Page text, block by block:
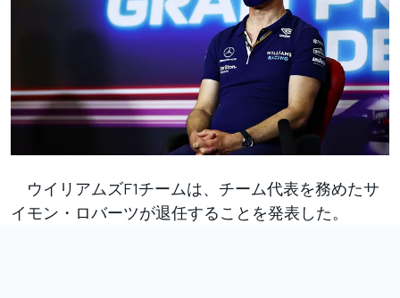
ウイリアムズF1チームは、チーム代表を務めたサ
イモン・ロバーツが退任することを発表した。